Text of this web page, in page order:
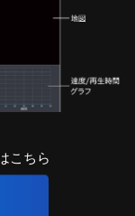
こちら